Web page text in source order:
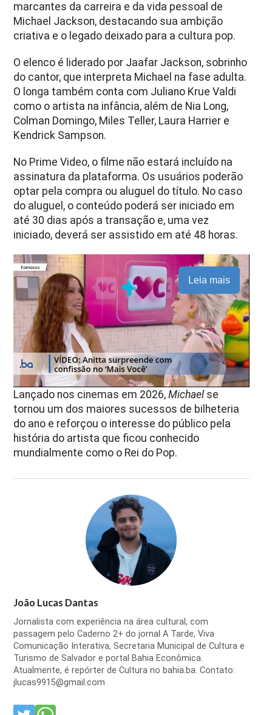
marcantes da carreira e da vida pessoal de
Michael Jackson, destacando sua ambição
criativa e o legado deixado para a cultura pop.
O elenco é liderado por Jaafar Jackson, sobrinho
do cantor, que interpreta Michael na fase adulta.
O longa também conta com Juliano Krue Valdi
como o artista na infância, além de Nia Long,
Colman Domingo, Miles Teller, Laura Harrier e
Kendrick Sampson.
No Prime Video, o filme não estará incluído na
assinatura da plataforma. Os usuários poderão
optar pela compra ou aluguel do título. No caso
do aluguel, o conteúdo poderá ser iniciado em
até 30 dias após a transação e, uma vez
iniciado, deverá ser assistido em até 48 horas.
Leia mais
Lançado nos cinemas em 2026,Michaelse
tornou um dos maiores sucessos de bilheteria
do ano e reforçou o interesse do público pela
história do artista que ficou conhecido
mundialmente como o Rei do Pop.
João Lucas Dantas
Jornalista com experiência na área cultural, com
passagem pelo Caderno 2+ do jornal A Tarde, Viva
Comunicação Interativa, Secretaria Municipal de Cultura e
Turismo de Salvador e portal Bahia Econômica.
Atualmente, é repórter de Cultura no bahia.ba. Contato:
jlucas9915@gmail.com